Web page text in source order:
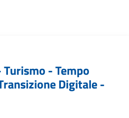
- Tempo
Digitale -